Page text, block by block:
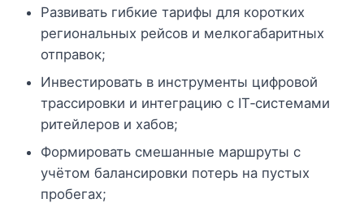
Развивать гибкие тарифы для коротких
региональных рейсов и мелкогабаритных
отправок;
Инвестировать в инструменты цифровой
трассировки и интеграцию с IT‑системами
ритейлеров и хабов;
Формировать смешанные маршруты с
учётом балансировки потерь на пустых
пробегах;